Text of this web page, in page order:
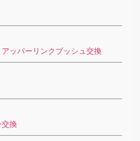
ッパーリンクブッシュ交換
換